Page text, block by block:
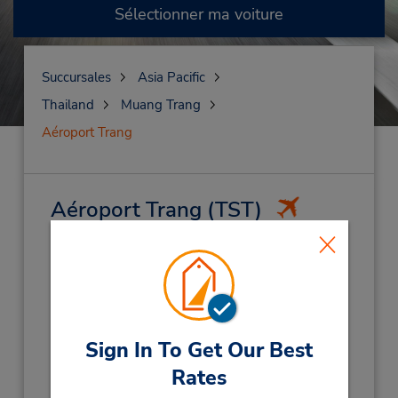
Sign In To Get Our Best
Rates
Sélectionner ma voiture
Succursales
Asia Pacific
Thailand
Muang Trang
Aéroport Trang
Aéroport Trang (TST)
Toong Na Wang,
Muang Trang,
Téléphone :
(66) 0 7557 2159
Heures d'exploitation :